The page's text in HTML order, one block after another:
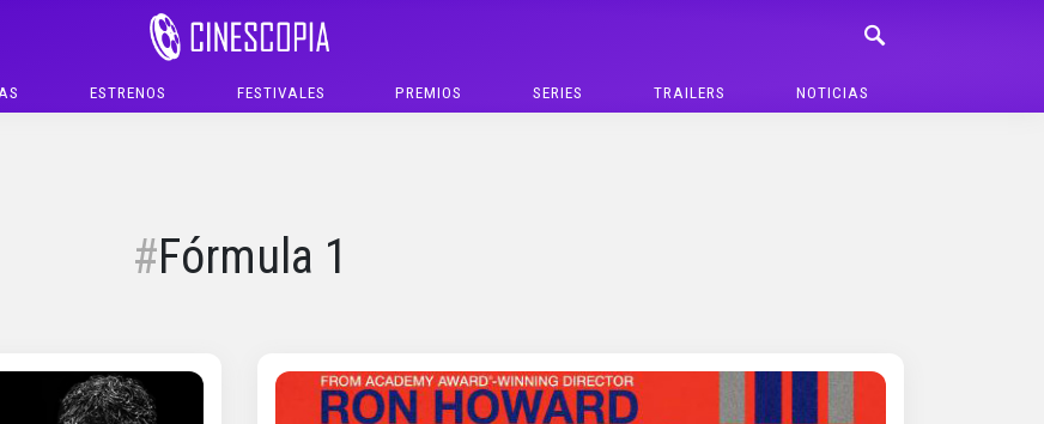
ESTRENOS FESTIVALES PREMIOS SERIES TRAILERS NOTICIAS
Fórmula 1